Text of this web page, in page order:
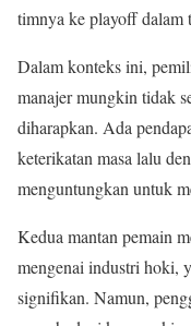
timnya ke playoff dalam
Dalam konteks ini,
manajer mungkin tidak
diharapkan. Ada
keterikatan masa lalu
menguntungkan untuk
Kedua mantan pemain
mengenai industri hoki,
signifikan. Namun,